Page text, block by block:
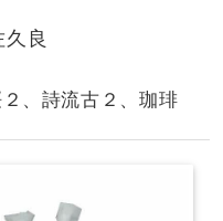
良
、詩流古２、珈琲